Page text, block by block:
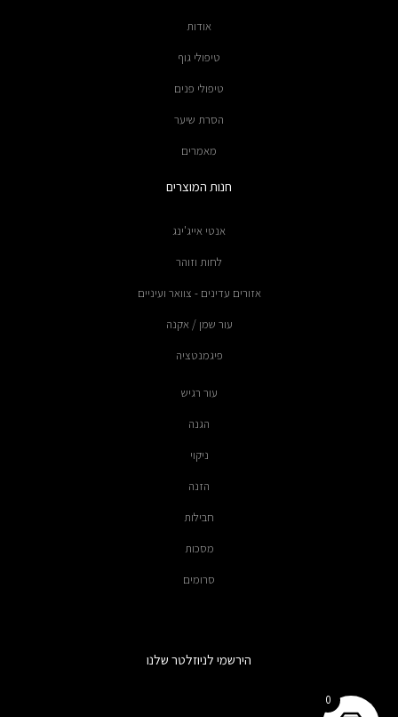
אודות
טיפולי גוף
טיפולי פנים
הסרת שיער
מאמרים
חנות המוצרים
אנטי אייג'ינג
לחות וזוהר
אזורים עדינים - צוואר ועיניים
עור שמן / אקנה
פיגמנטציה
עור רגיש
הגנה
ניקוי
הזנה
חבילות
מסכות
סרומים
הירשמי לניוזלטר שלנו
0